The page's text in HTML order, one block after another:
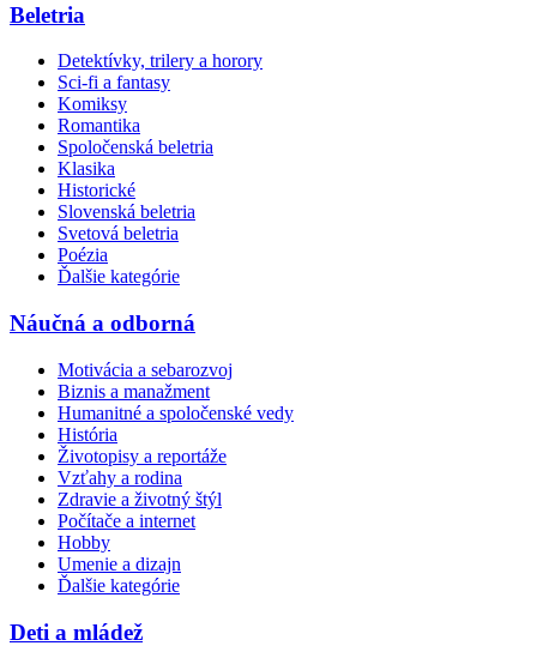
Beletria
Detektívky, trilery a horory
Sci-fi a fantasy
Komiksy
Romantika
Spoločenská beletria
Klasika
Historické
Slovenská beletria
Svetová beletria
Poézia
Ďalšie kategórie
Náučná a odborná
Motivácia a sebarozvoj
Biznis a manažment
Humanitné a spoločenské vedy
História
Životopisy a reportáže
Vzťahy a rodina
Zdravie a životný štýl
Počítače a internet
Hobby
Umenie a dizajn
Ďalšie kategórie
Deti a mládež